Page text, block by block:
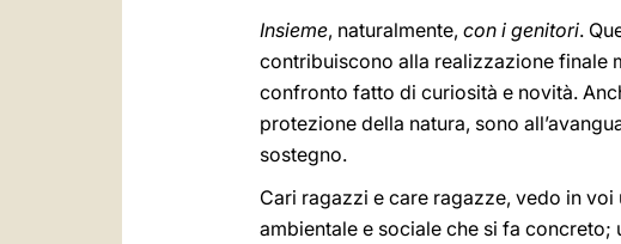
Insieme, naturalmente, con i genitori.
contribuiscono alla realizzazione finale
confronto fatto di curiosità e novità.
protezione della natura, sono
sostegno.
Cari ragazzi e care ragazze, vedo in voi
ambientale e sociale che si fa concreto;